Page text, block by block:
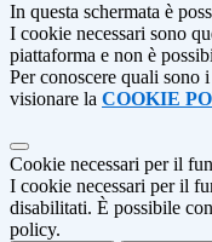
In questa schermata è
I cookie necessari sono
piattaforma e non è
Per conoscere quali sono
visionare la COOKIE
Cookie necessari per il
I cookie necessari per il
disabilitati. È possibile
policy.